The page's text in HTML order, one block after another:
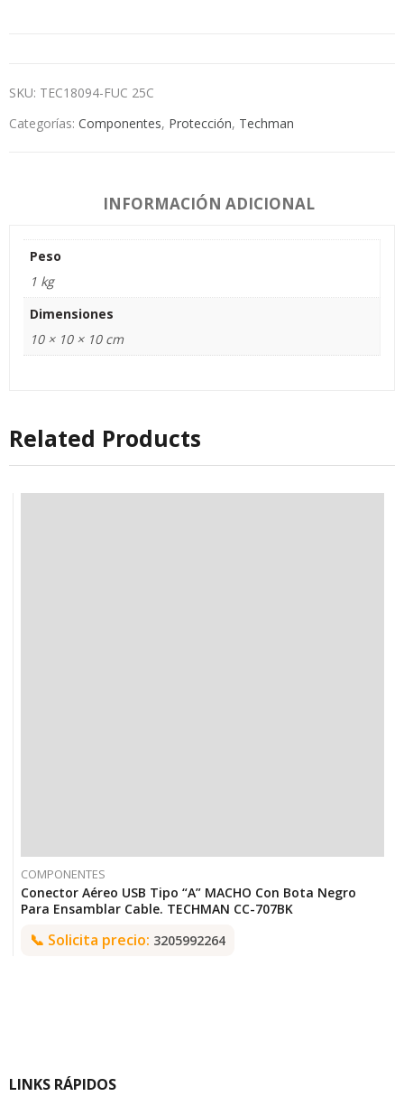
SKU: TEC18094-FUC 25C
Categorías: Componentes, Protección, Techman
INFORMACIÓN ADICIONAL
Peso
1 kg
Dimensiones
10 × 10 × 10 cm
Related Products
COMPONENTES
Conector Aéreo USB Tipo “A” MACHO Con Bota Negro
Para Ensamblar Cable. TECHMAN CC-707BK
📞 Solicita precio: 3205992264
LINKS RÁPIDOS